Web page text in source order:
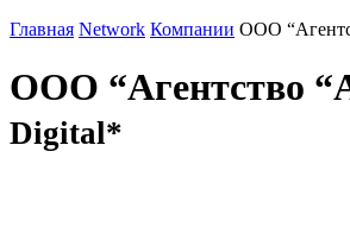
Главная Network Компании ООО
ООО “Агентство
Digital*